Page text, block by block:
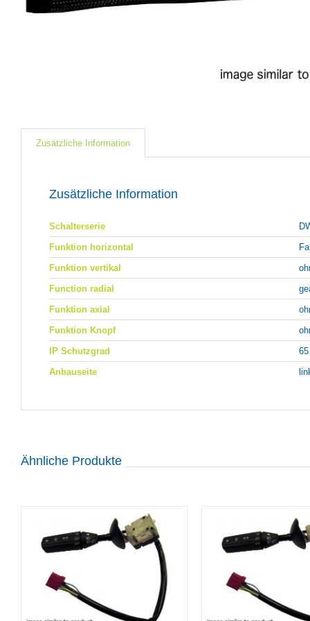
Zusätzliche Information
Zusätzliche Information
Schalterserie
Funktion horizontal
Funktion vertikal
Function radial
Funktion axial
Funktion Knopf
IP Schutzgrad
65
Anbauseite
Ähnliche Produkte